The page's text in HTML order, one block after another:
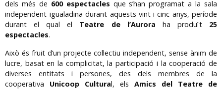
dels més de 600 espectacles que s’han programat a la sala
independent igualadina durant aquests vint-i-cinc anys, període
durant el qual el Teatre de l’Aurora ha produït 25
espectacles.
Això és fruit d’un projecte col·lectiu independent, sense ànim de
lucre, basat en la complicitat, la participació i la cooperació de
diverses entitats i persones, des dels membres de la
cooperativa Unicoop Cultural, els Amics del Teatre de